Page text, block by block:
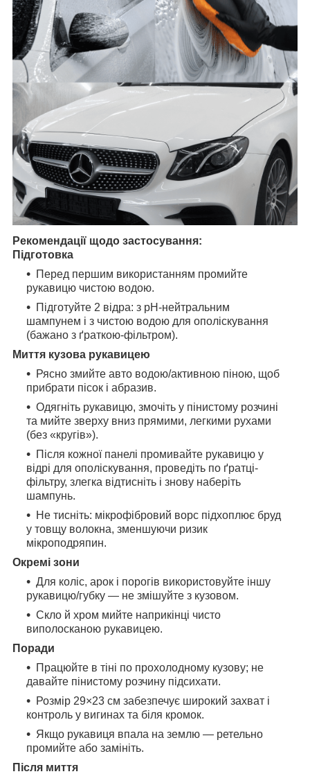
Рекомендації щодо застосування:
Підготовка
Перед першим використанням промийте
рукавицю чистою водою.
Підготуйте 2 відра: з pH-нейтральним
шампунем і з чистою водою для ополіскування
(бажано з ґраткою-фільтром).
Миття кузова рукавицею
Рясно змийте авто водою/активною піною, щоб
прибрати пісок і абразив.
Одягніть рукавицю, змочіть у пінистому розчині
та мийте зверху вниз прямими, легкими рухами
(без «кругів»).
Після кожної панелі промивайте рукавицю у
відрі для ополіскування, проведіть по ґратці-
фільтру, злегка відтисніть і знову наберіть
шампунь.
Не тисніть: мікрофібровий ворс підхоплює бруд
у товщу волокна, зменшуючи ризик
мікроподряпин.
Окремі зони
Для коліс, арок і порогів використовуйте іншу
рукавицю/губку — не змішуйте з кузовом.
Скло й хром мийте наприкінці чисто
виполосканою рукавицею.
Поради
Працюйте в тіні по прохолодному кузову; не
давайте пінистому розчину підсихати.
Розмір 29×23 см забезпечує широкий захват і
контроль у вигинах та біля кромок.
Якщо рукавиця впала на землю — ретельно
промийте або замініть.
Після миття